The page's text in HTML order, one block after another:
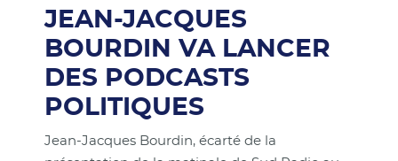
JEAN-JACQUES
BOURDIN VA LANCER
DES PODCASTS
POLITIQUES
Jean-Jacques Bourdin, écarté de la